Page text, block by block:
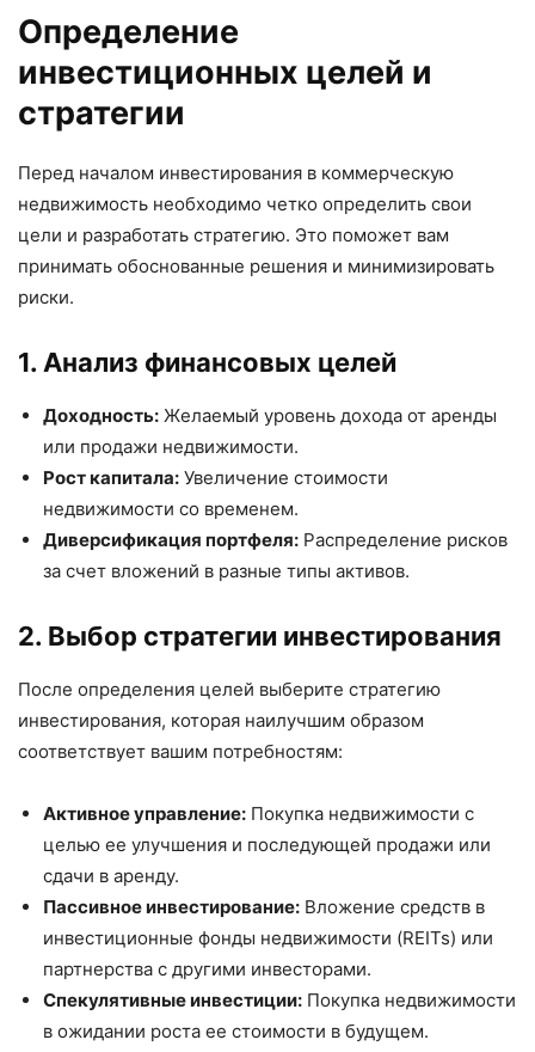
Определение
инвестиционных целей и
стратегии
Перед началом инвестирования в коммерческую
недвижимость необходимо четко определить свои
цели и разработать стратегию. Это поможет вам
принимать обоснованные решения и минимизировать
риски.
1. Анализ финансовых целей
Доходность: Желаемый уровень дохода от аренды
или продажи недвижимости.
Рост капитала: Увеличение стоимости
недвижимости со временем.
Диверсификация портфеля: Распределение рисков
за счет вложений в разные типы активов.
2. Выбор стратегии инвестирования
После определения целей выберите стратегию
инвестирования, которая наилучшим образом
соответствует вашим потребностям:
Активное управление: Покупка недвижимости с
целью ее улучшения и последующей продажи или
сдачи в аренду.
Пассивное инвестирование: Вложение средств в
инвестиционные фонды недвижимости (REITs) или
партнерства с другими инвесторами.
Спекулятивные инвестиции: Покупка недвижимости
в ожидании роста ее стоимости в будущем.